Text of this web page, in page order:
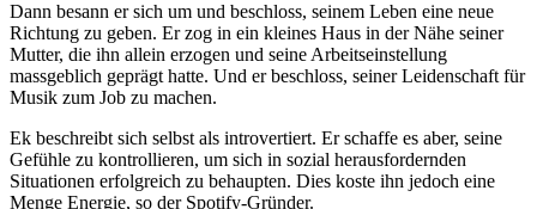
Dann besann er sich um und beschloss, seinem Leben eine neue
Richtung zu geben. Er zog in ein kleines Haus in der Nähe seiner
Mutter, die ihn allein erzogen und seine Arbeitseinstellung
massgeblich geprägt hatte. Und er beschloss, seiner Leidenschaft für
Musik zum Job zu machen.
Ek beschreibt sich selbst als introvertiert. Er schaffe es aber, seine
Gefühle zu kontrollieren, um sich in sozial herausfordernden
Situationen erfolgreich zu behaupten. Dies koste ihn jedoch eine
Menge Energie, so der Spotify-Gründer.